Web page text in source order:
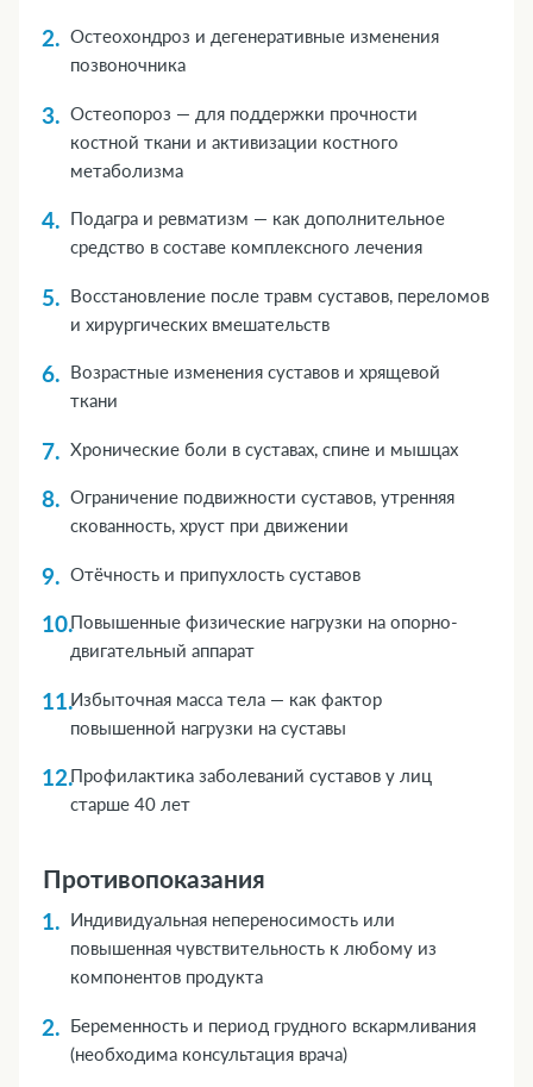
Остеохондроз и дегенеративные изменения
позвоночника
Остеопороз — для поддержки прочности
костной ткани и активизации костного
метаболизма
Подагра и ревматизм — как дополнительное
средство в составе комплексного лечения
Восстановление после травм суставов, переломов
и хирургических вмешательств
Возрастные изменения суставов и хрящевой
ткани
Хронические боли в суставах, спине и мышцах
Ограничение подвижности суставов, утренняя
скованность, хруст при движении
Отёчность и припухлость суставов
Повышенные физические нагрузки на опорно-
двигательный аппарат
Избыточная масса тела — как фактор
повышенной нагрузки на суставы
Профилактика заболеваний суставов у лиц
старше 40 лет
Противопоказания
Индивидуальная непереносимость или
повышенная чувствительность к любому из
компонентов продукта
Беременность и период грудного вскармливания
(необходима консультация врача)